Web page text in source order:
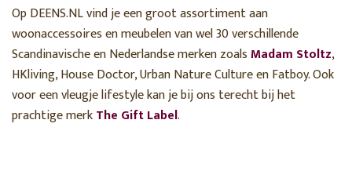
Op DEENS.NL vind je een groot assortiment aan
woonaccessoires en meubelen van wel 30 verschillende
Scandinavische en Nederlandse merken zoalsMadam Stoltz,
HKliving, House Doctor, Urban Nature Culture en Fatboy. Ook
voor een vleugje lifestyle kan je bij ons terecht bij het
prachtige merkThe Gift Label.